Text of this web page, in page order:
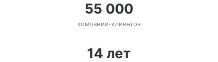
55 000
компаний-клиентов
14 лет